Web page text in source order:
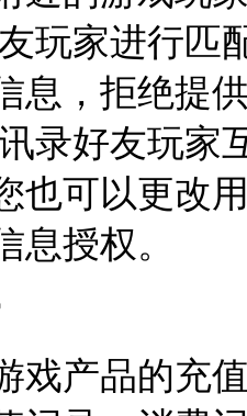
玩家进行匹
息，拒绝提
录好友玩家
也可以更改
息授权。
戏产品的充